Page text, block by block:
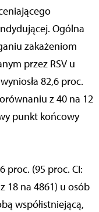
Ogólna
zakażeniom
przez RSV u
82,6 proc.
z 40 na 12
punkt końcowy
proc. (95 proc. CI:
18 na 4861) u osób
współistniejącą,